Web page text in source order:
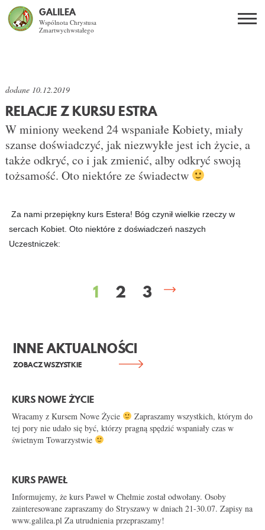
GALILEA
Wspólnota Chrystusa
Zmartwychwstałego
SPOTKANIA OTWARTE
DLA KOGO?
AKTUALNOŚCI
WSPÓLNOTA
dodane 10.12.2019
RELACJE Z KURSU ESTRA
W miniony weekend 24 wspaniałe Kobiety, miały
szanse doświadczyć, jak niezwykłe jest ich życie, a
także odkryć, co i jak zmienić, alby odkryć swoją
tożsamość. Oto niektóre ze świadectw
Za nami przepiękny kurs Estera! Bóg czynił wielkie rzeczy w
sercach Kobiet. Oto niektóre z doświadczeń naszych
Uczestniczek:
1 2 3
INNE AKTUALNOŚCI
ZOBACZ WSZYSTKIE
KURS NOWE ŻYCIE
Wracamy z Kursem Nowe Życie
Zapraszamy wszystkich, którym do
tej pory nie udało się być, którzy pragną spędzić wspaniały czas w
świetnym Towarzystwie
KURS PAWEŁ
Informujemy, że kurs Paweł w Chełmie został odwołany. Osoby
zainteresowane zapraszamy do Stryszawy w dniach 21-30.07. Zapisy na
www.galilea.pl Za utrudnienia przepraszamy!